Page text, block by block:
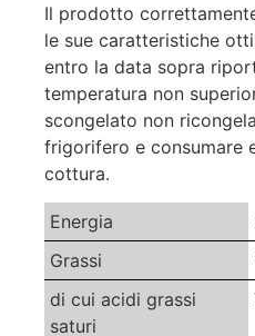
Il prodotto
le sue caratteristiche
entro la data sopra
temperatura non
scongelato non
frigorifero e consumare
cottura.
Energia
Grassi
di cui acidi grassi
saturi